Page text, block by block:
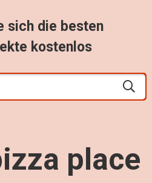
sich die besten
kostenlos
place